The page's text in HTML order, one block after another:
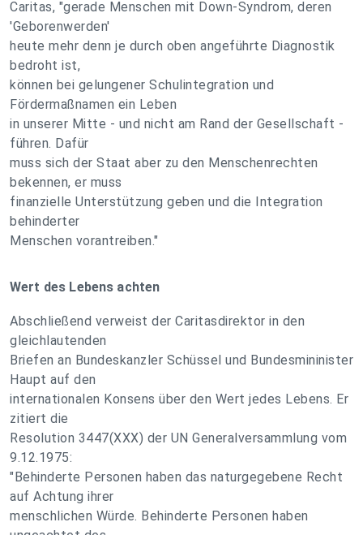
Caritas, "gerade Menschen mit Down-Syndrom, deren
'Geborenwerden'
heute mehr denn je durch oben angeführte Diagnostik
bedroht ist,
können bei gelungener Schulintegration und
Fördermaßnamen ein Leben
in unserer Mitte - und nicht am Rand der Gesellschaft -
führen. Dafür
muss sich der Staat aber zu den Menschenrechten
bekennen, er muss
finanzielle Unterstützung geben und die Integration
behinderter
Menschen vorantreiben."
Wert des Lebens achten
Abschließend verweist der Caritasdirektor in den
gleichlautenden
Briefen an Bundeskanzler Schüssel und Bundesmininister
Haupt auf den
internationalen Konsens über den Wert jedes Lebens. Er
zitiert die
Resolution 3447(XXX) der UN Generalversammlung vom
9.12.1975:
"Behinderte Personen haben das naturgegebene Recht
auf Achtung ihrer
menschlichen Würde. Behinderte Personen haben